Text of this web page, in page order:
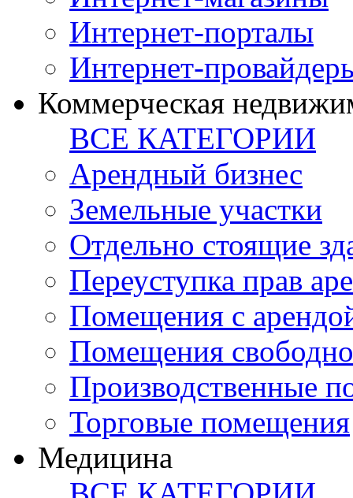
Интернет-порталы
Интернет-
Коммерческая
ВСЕ КАТЕГОРИИ
Арендный бизнес
Земельные участки
Отдельно стоящие
Переуступка прав
Помещения с
Помещения
Производственные
Торговые помещения
Медицина